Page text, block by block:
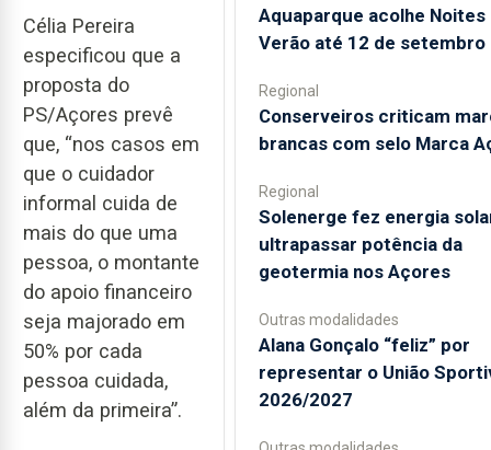
Célia Pereira
especificou que a
proposta do
PS/Açores prevê
que, “nos casos em
que o cuidador
informal cuida de
mais do que uma
pessoa, o montante
do apoio financeiro
seja majorado em
50% por cada
pessoa cuidada,
além da primeira”.
Aquaparque acolhe Noites
Verão até 12 de setembro
Regional
Conserveiros criticam
brancas com selo Marca
Regional
Solenerge fez energia
ultrapassar potência da
geotermia nos Açores
Outras modalidades
Alana Gonçalo “feliz” por
representar o União
2026/2027